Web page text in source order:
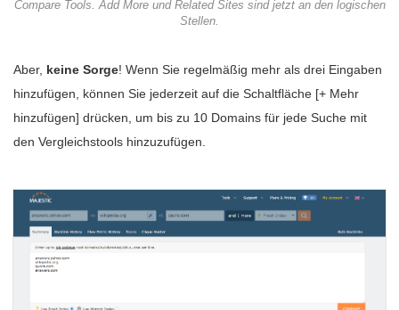
Compare Tools. Add More und Related Sites sind jetzt an den logischen
Stellen.
Aber, keine Sorge! Wenn Sie regelmäßig mehr als drei Eingaben
hinzufügen, können Sie jederzeit auf die Schaltfläche [+ Mehr
hinzufügen] drücken, um bis zu 10 Domains für jede Suche mit
den Vergleichstools hinzuzufügen.